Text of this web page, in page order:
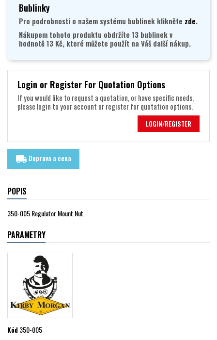
Bublinky
Pro podrobnosti o našem systému bublinek klikněte zde.
Nákupem tohoto produktu obdržíte 13 bublinek v
hodnotě 13 Kč, které můžete použít na Váš další nákup.
Login or Register For Quotation Options
If you would like to request a quotation, or have specific needs,
please login to your account or register for quotation options.
LOGIN/REGISTER
local_shipping Doprava a cena
POPIS
350-005 Regulator Mount Nut
PARAMETRY
Kód350-005